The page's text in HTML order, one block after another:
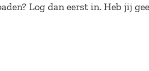
Log dan eerst in. Heb jij